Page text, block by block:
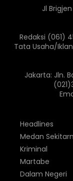
Jl
Redaksi (061)
Tata Usaha/
Jakarta: Jln.
Headlines
Medan
Kriminal
Martabe
Dalam Negeri